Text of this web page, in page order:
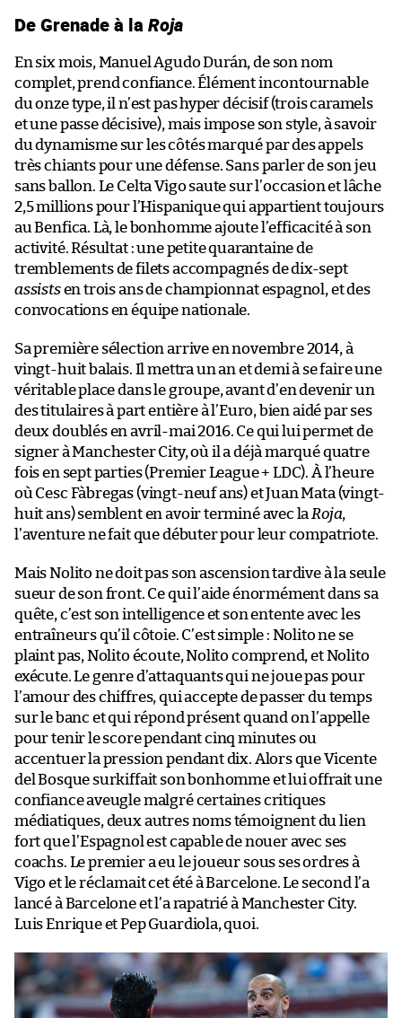
De Grenade à laRoja
En six mois, Manuel Agudo Durán, de son nom
complet, prend confiance. Élément incontournable
du onze type, il n’est pas hyper décisif (trois caramels
et une passe décisive), mais impose son style, à savoir
du dynamisme sur les côtés marqué par des appels
très chiants pour une défense. Sans parler de son jeu
sans ballon. Le Celta Vigo saute sur l’occasion et lâche
2,5 millions pour l’Hispanique qui appartient toujours
au Benfica. Là, le bonhomme ajoute l’efficacité à son
activité. Résultat : une petite quarantaine de
tremblements de filets accompagnés de dix-sept
assistsen trois ans de championnat espagnol, et des
convocations en équipe nationale.
Sa première sélection arrive en novembre 2014, à
vingt-huit balais. Il mettra un an et demi à se faire une
véritable place dans le groupe, avant d’en devenir un
des titulaires à part entière à l’Euro, bien aidé par ses
deux doublés en avril-mai 2016. Ce qui lui permet de
signer à Manchester City, où il a déjà marqué quatre
fois en sept parties (Premier League + LDC). À l’heure
où Cesc Fàbregas (vingt-neuf ans) et Juan Mata (vingt-
huit ans) semblent en avoir terminé avec la Roja,
l’aventure ne fait que débuter pour leur compatriote.
Mais Nolito ne doit pas son ascension tardive à la seule
sueur de son front. Ce qui l’aide énormément dans sa
quête, c’est son intelligence et son entente avec les
entraîneurs qu’il côtoie. C’est simple : Nolito ne se
plaint pas, Nolito écoute, Nolito comprend, et Nolito
exécute. Le genre d’attaquants qui ne joue pas pour
l’amour des chiffres, qui accepte de passer du temps
sur le banc et qui répond présent quand on l’appelle
pour tenir le score pendant cinq minutes ou
accentuer la pression pendant dix. Alors que Vicente
del Bosque surkiffait son bonhomme et lui offrait une
confiance aveugle malgré certaines critiques
médiatiques, deux autres noms témoignent du lien
fort que l’Espagnol est capable de nouer avec ses
coachs. Le premier a eu le joueur sous ses ordres à
Vigo et le réclamait cet été à Barcelone. Le second l’a
lancé à Barcelone et l’a rapatrié à Manchester City.
Luis Enrique et Pep Guardiola, quoi.